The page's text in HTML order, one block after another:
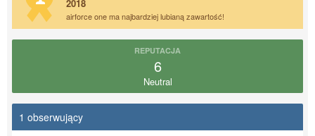
2018
airforce one ma najbardziej lubianą zawartość!
REPUTACJA
6
Neutral
1 obserwujący